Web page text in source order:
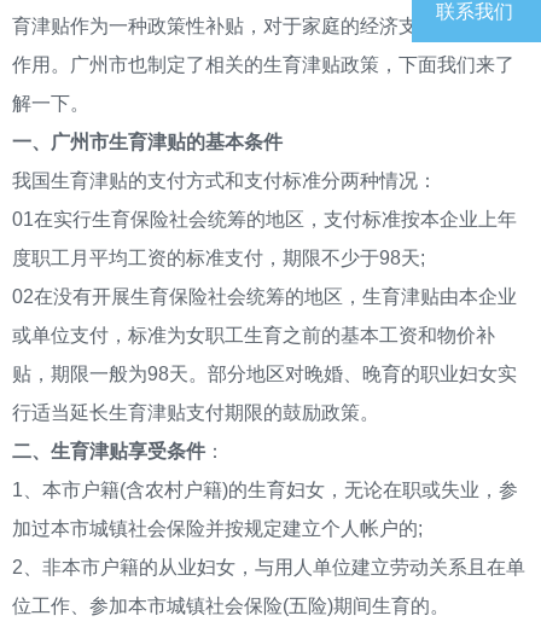
联系我们
育津贴作为一种政策性补贴，对于家庭的经济支持起着重要
作用。
广州市也制定了相关的生育津贴政策，下面我们来了
解一下。
一、广州市生育津贴的基本条件
我国生育津贴的支付方式和支付标准分两种情况：
01在实行生育保险社会统筹的地区，支付标准按本企业上年
度职工月平均工资的标准支付，期限不少于98天;
02在没有开展生育保险社会统筹的地区，生育津贴由本企业
或单位支付，标准为女职工生育之前的基本工资和物价补
贴，期限一般为98天。部分地区对晚婚、晚育的职业妇女实
行适当延长生育津贴支付期限的鼓励政策。
二、生育津贴享受条件 ：
1、本市户籍(含农村户籍)的生育妇女，无论在职或失业，参
加过本市城镇社会保险并按规定建立个人帐户的;
2、非本市户籍的从业妇女，与用人单位建立劳动关系且在单
位工作、参加本市城镇社会保险(五险)期间生育的。